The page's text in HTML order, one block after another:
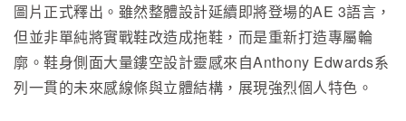
圖片正式釋出。雖然整體設計延續即將登場的AE 3語言，
但並非單純將實戰鞋改造成拖鞋，而是重新打造專屬輪
廓。鞋身側面大量鏤空設計靈感來自Anthony Edwards系
列一貫的未來感線條與立體結構，展現強烈個人特色。